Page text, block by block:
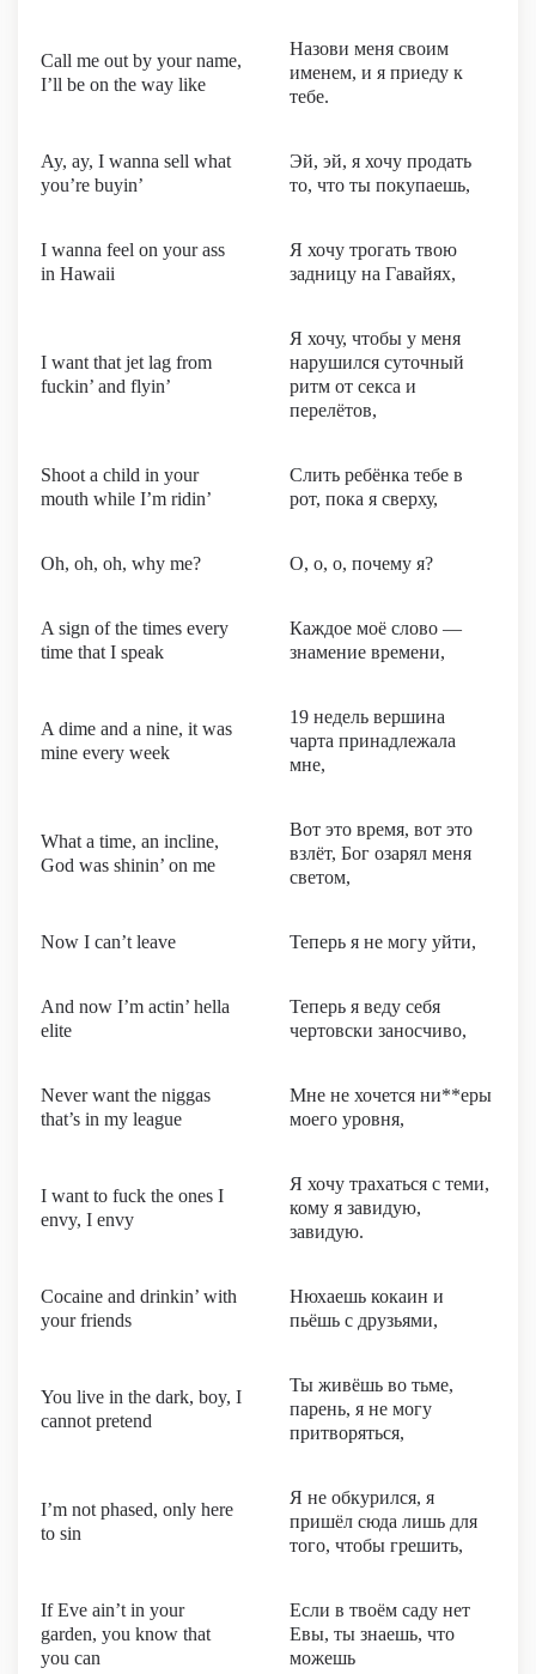
Call me out by your name,
I’ll be on the way like
Назови меня своим
именем, и я приеду к
тебе.
Ay, ay, I wanna sell what
you’re buyin’
Эй, эй, я хочу продать
то, что ты покупаешь,
I wanna feel on your ass
in Hawaii
Я хочу трогать твою
задницу на Гавайях,
I want that jet lag from
fuckin’ and flyin’
Я хочу, чтобы у меня
нарушился суточный
ритм от секса и
перелётов,
Shoot a child in your
mouth while I’m ridin’
Слить ребёнка тебе в
рот, пока я сверху,
Oh, oh, oh, why me? О, о, о, почему я?
A sign of the times every
time that I speak
Каждое моё слово —
знамение времени,
A dime and a nine, it was
mine every week
19 недель вершина
чарта принадлежала
мне,
What a time, an incline,
God was shinin’ on me
Вот это время, вот это
взлёт, Бог озарял меня
светом,
Now I can’t leave Теперь я не могу уйти,
And now I’m actin’ hella
elite
Теперь я веду себя
чертовски заносчиво,
Never want the niggas
that’s in my league
Мне не хочется ни**еры
моего уровня,
I want to fuck the ones I
envy, I envy
Я хочу трахаться с теми,
кому я завидую,
завидую.
Cocaine and drinkin’ with
your friends
Нюхаешь кокаин и
пьёшь с друзьями,
You live in the dark, boy, I
cannot pretend
Ты живёшь во тьме,
парень, я не могу
притворяться,
I’m not phased, only here
to sin
Я не обкурился, я
пришёл сюда лишь для
того, чтобы грешить,
If Eve ain’t in your
garden, you know that
you can
Если в твоём саду нет
Евы, ты знаешь, что
можешь